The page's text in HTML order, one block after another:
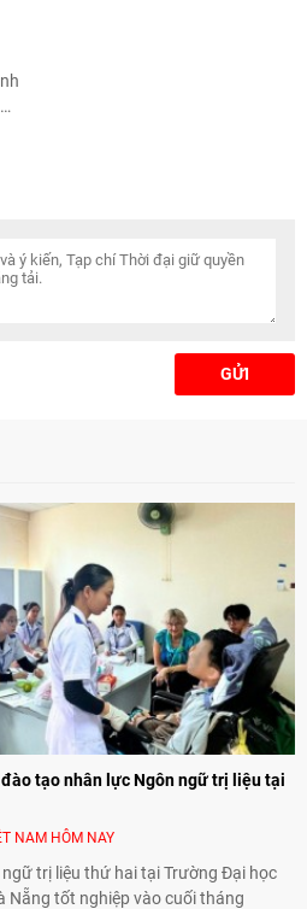
GỬI
tạo nhân lực Ngôn ngữ trị liệu tại
NAM HÔM NAY
trị liệu thứ hai tại Trường Đại học
Nẵng tốt nghiệp vào cuối tháng